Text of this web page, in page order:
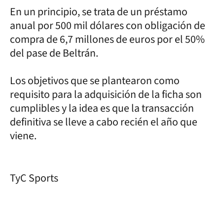
En un principio, se trata de un préstamo
anual por 500 mil dólares con obligación de
compra de 6,7 millones de euros por el 50%
del pase de Beltrán.
Los objetivos que se plantearon como
requisito para la adquisición de la ficha son
cumplibles y la idea es que la transacción
definitiva se lleve a cabo recién el año que
viene.
TyC Sports